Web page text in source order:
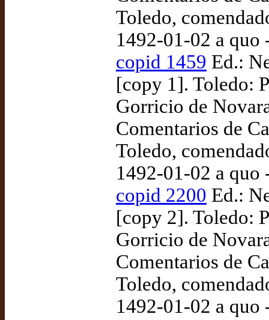
Toledo,
1492-01-02 a quo
copid 1459 Ed.:
[copy 1]. Toledo:
Gorricio de
Comentarios de
Toledo,
1492-01-02 a quo
copid 2200 Ed.:
[copy 2]. Toledo:
Gorricio de
Comentarios de
Toledo,
1492-01-02 a quo